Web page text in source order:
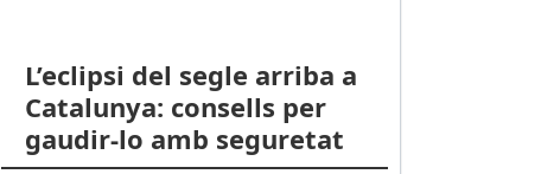
L’eclipsi del segle arriba a
Catalunya: consells per
gaudir-lo amb seguretat